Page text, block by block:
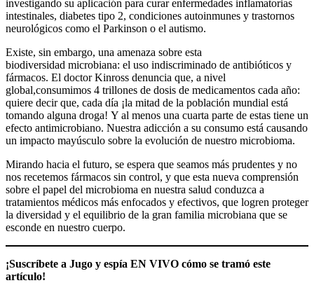
investigando su aplicación para curar enfermedades inflamatorias
intestinales, diabetes tipo 2, condiciones autoinmunes y trastornos
neurológicos como el Parkinson o el autismo.
Existe, sin embargo, una amenaza sobre esta
biodiversidad microbiana: el uso indiscriminado de antibióticos y
fármacos. El doctor Kinross denuncia que, a nivel
global,consumimos 4 trillones de dosis de medicamentos cada año:
quiere decir que, cada día ¡la mitad de la población mundial está
tomando alguna droga! Y al menos una cuarta parte de estas tiene un
efecto antimicrobiano. Nuestra adicción a su consumo está causando
un impacto mayúsculo sobre la evolución de nuestro microbioma.
Mirando hacia el futuro, se espera que seamos más prudentes y no
nos recetemos fármacos sin control, y que esta nueva comprensión
sobre el papel del microbioma en nuestra salud conduzca a
tratamientos médicos más enfocados y efectivos, que logren proteger
la diversidad y el equilibrio de la gran familia microbiana que se
esconde en nuestro cuerpo.
¡Suscríbete a Jugo y espía EN VIVO cómo se tramó este
artículo!